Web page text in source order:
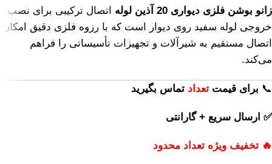
زانو بوشن فلزی دیواری 20 آذین لوله
اتصال ترکیبی برای نصب
خروجی لوله سفید روی دیوار است که با رزوه فلزی دقیق امکان
اتصال مستقیم به شیرآلات و تجهیزات تأسیساتی را فراهم
می‌کند.
📞 برای قیمت تعداد تماس بگیرید
✅ ارسال سریع + گارانتی
🔥 تخفیف ویژه تعداد محدود